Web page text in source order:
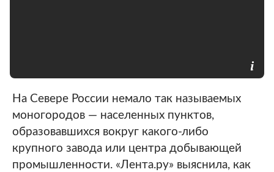
На Севере России немало так называемых
моногородов — населенных пунктов,
образовавшихся вокруг какого-либо
крупного завода или центра добывающей
промышленности. «Лента.ру» выяснила, как